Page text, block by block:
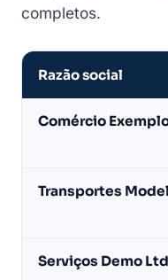
completos.
empresas
(contatos
Razão social
Comércio
Transportes
Serviços Demo